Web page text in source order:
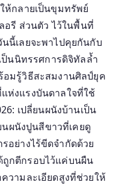
ห้กลายเป็นขุมทรัพย์
อรี ส่วนตัว ไว้ในพื้นที่
นี้เลยจะพาไปคุยกันกับ
ป็นนิทรรศการดิจิทัลล้ำ
มรู้วิธีสะสมงานศิลป์ยุค
ห่งแรงบันดาลใจที่ใช้
เปลี่ยนผนังบ้านเป็น
นผนังปูนสีขาวที่เคยดู
อย่างไร้ขีดจำกัดด้วย
กตีกรอบไว้แค่บนผืน
วามละเอียดสูงที่ช่วยให้